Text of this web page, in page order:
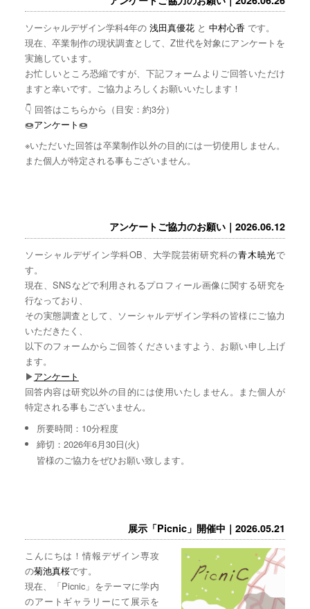
ソーシャルデザイン学科4年の 浅田真優花と 中村心香 です。
現在、卒業制作の現状調査として、Z世代を対象にアンケートを
実施しています。
お忙しいところ恐縮ですが、下記フォームよりご回答いただけ
ますと幸いです。ご協力よろしくお願いいたします！
👇 回答はこちらから（目安：約3分）
🍩アンケート🍩
※いただいた回答は卒業制作以外の目的には一切使用しません。
また個人が特定される事もございません。
アンケートご協力のお願い｜2026.06.12
ソーシャルデザイン学科OB、大学院芸術研究科の青木暁光で
す。
現在、SNSなどで利用されるプロフィール画像に関する研究を
行なっており、
その実態調査として、ソーシャルデザイン学科の皆様にご協力
いただきたく、
以下のフォームからご回答くださいますよう、お願い申し上げ
ます。
▶︎アンケート
回答内容は研究以外の目的には使用いたしません。また個人が
特定される事もございません。
所要時間：10分程度
締切：2026年6月30日(火)
皆様のご協力をぜひお願い致します。
展示「Picnic」開催中｜2026.05.21
こんにちは！情報デザイン専攻
の菊池真桜です。
現在、「Picnic」をテーマに学内
のアートギャラリーにて展示を